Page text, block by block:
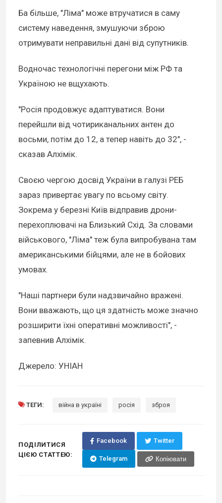
Ба більше, "Ліма" може втручатися в саму
систему наведення, змушуючи зброю
отримувати неправильні дані від супутників.
Водночас технологічні перегони між РФ та
Україною не вщухають.
"Росія продовжує адаптуватися. Вони
перейшли від чотириканальних антен до
восьми, потім до 12, а тепер навіть до 32", -
сказав Алхімік.
Своєю чергою досвід України в галузі РЕБ
зараз привертає увагу по всьому світу.
Зокрема у березні Київ відправив дрони-
перехоплювачі на Близький Схід. За словами
військового, "Ліма" теж була випробувана там
американськими бійцями, але не в бойових
умовах.
"Наші партнери були надзвичайно вражені.
Вони вважають, що ця здатність може значно
розширити їхні оперативні можливості", -
запевнив Алхімік.
Джерело: УНІАН
ТЕГИ: війна в україні росія зброя
ПОДІЛИТИСЯ
ЦІЄЮ СТАТТЕЮ:
Facebook Twitter
Telegram Копіювати